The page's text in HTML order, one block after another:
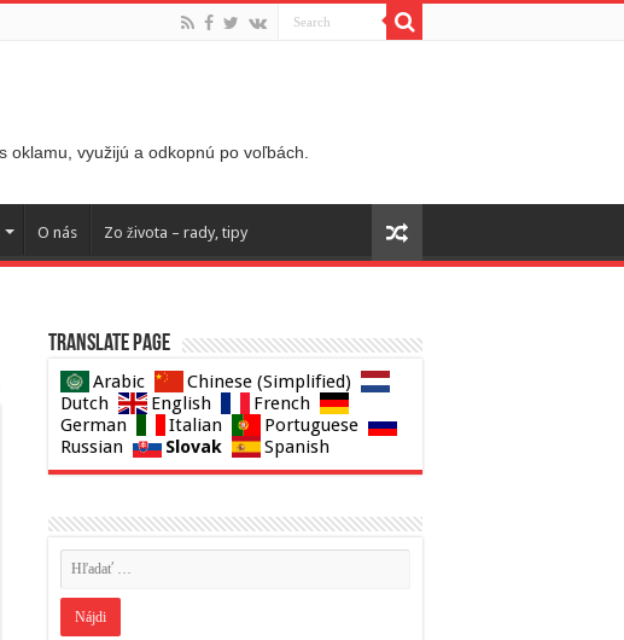
využijú a odkopnú po voľbách.
O nás Zo života – rady, tipy
Translate page
Arabic
Chinese (Simplified)
Dutch
English
French
German
Italian
Portuguese
Russian
Slovak Spanish